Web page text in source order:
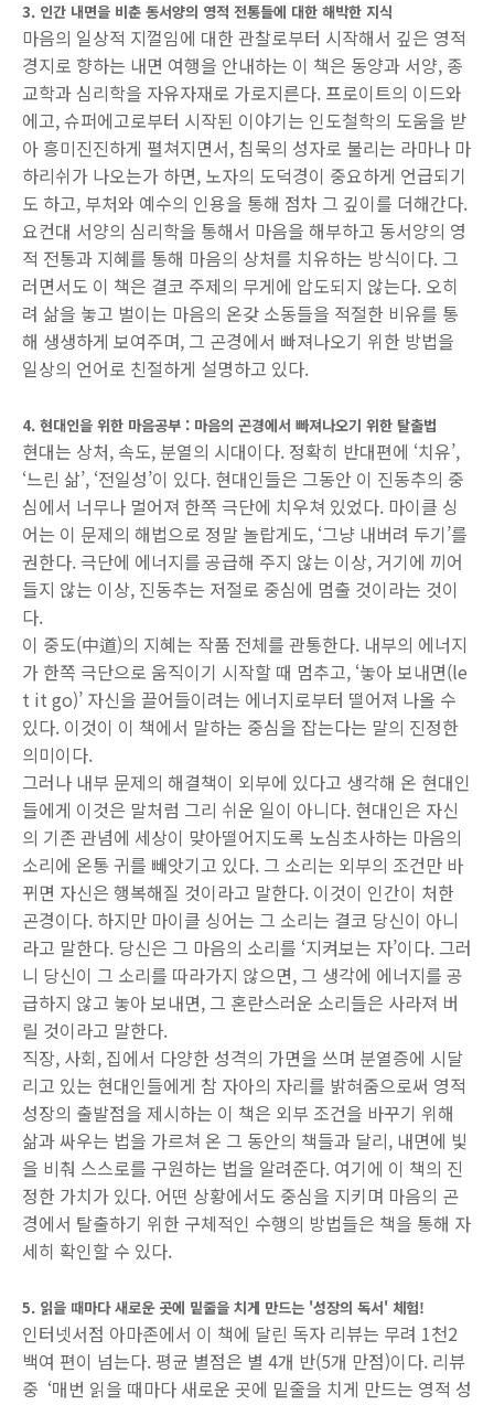
3. 인간 내면을 비춘 동서양의 영적 전통들에 대한 해박한 지식
마음의 일상적 지껄임에 대한 관찰로부터 시작해서 깊은 영적
경지로 향하는 내면 여행을 안내하는 이 책은 동양과 서양, 종
교학과 심리학을 자유자재로 가로지른다. 프로이트의 이드와
에고, 슈퍼에고로부터 시작된 이야기는 인도철학의 도움을 받
아 흥미진진하게 펼쳐지면서, 침묵의 성자로 불리는 라마나 마
하리쉬가 나오는가 하면, 노자의 도덕경이 중요하게 언급되기
도 하고, 부처와 예수의 인용을 통해 점차 그 깊이를 더해간다.
요컨대 서양의 심리학을 통해서 마음을 해부하고 동서양의 영
적 전통과 지혜를 통해 마음의 상처를 치유하는 방식이다. 그
러면서도 이 책은 결코 주제의 무게에 압도되지 않는다. 오히
려 삶을 놓고 벌이는 마음의 온갖 소동들을 적절한 비유를 통
해 생생하게 보여주며, 그 곤경에서 빠져나오기 위한 방법을
일상의 언어로 친절하게 설명하고 있다.
4. 현대인을 위한 마음공부 : 마음의 곤경에서 빠져나오기 위한 탈출법
현대는 상처, 속도, 분열의 시대이다. 정확히 반대편에 ‘치유’,
‘느린 삶’, ‘전일성’이 있다. 현대인들은 그동안 이 진동추의 중
심에서 너무나 멀어져 한쪽 극단에 치우쳐 있었다. 마이클 싱
어는 이 문제의 해법으로 정말 놀랍게도, ‘그냥 내버려 두기’를
권한다. 극단에 에너지를 공급해 주지 않는 이상, 거기에 끼어
들지 않는 이상, 진동추는 저절로 중심에 멈출 것이라는 것이
다.
이 중도(中道)의 지혜는 작품 전체를 관통한다. 내부의 에너지
가 한쪽 극단으로 움직이기 시작할 때 멈추고, ‘놓아 보내면(le
t it go)’ 자신을 끌어들이려는 에너지로부터 떨어져 나올 수
있다. 이것이 이 책에서 말하는 중심을 잡는다는 말의 진정한
의미이다.
그러나 내부 문제의 해결책이 외부에 있다고 생각해 온 현대인
들에게 이것은 말처럼 그리 쉬운 일이 아니다. 현대인은 자신
의 기존 관념에 세상이 맞아떨어지도록 노심초사하는 마음의
소리에 온통 귀를 빼앗기고 있다. 그 소리는 외부의 조건만 바
뀌면 자신은 행복해질 것이라고 말한다. 이것이 인간이 처한
곤경이다. 하지만 마이클 싱어는 그 소리는 결코 당신이 아니
라고 말한다. 당신은 그 마음의 소리를 ‘지켜보는 자’이다. 그러
니 당신이 그 소리를 따라가지 않으면, 그 생각에 에너지를 공
급하지 않고 놓아 보내면, 그 혼란스러운 소리들은 사라져 버
릴 것이라고 말한다.
직장, 사회, 집에서 다양한 성격의 가면을 쓰며 분열증에 시달
리고 있는 현대인들에게 참 자아의 자리를 밝혀줌으로써 영적
성장의 출발점을 제시하는 이 책은 외부 조건을 바꾸기 위해
삶과 싸우는 법을 가르쳐 온 그 동안의 책들과 달리, 내면에 빛
을 비춰 스스로를 구원하는 법을 알려준다. 여기에 이 책의 진
정한 가치가 있다. 어떤 상황에서도 중심을 지키며 마음의 곤
경에서 탈출하기 위한 구체적인 수행의 방법들은 책을 통해 자
세히 확인할 수 있다.
5. 읽을 때마다 새로운 곳에 밑줄을 치게 만드는 '성장의 독서' 체험!
인터넷서점 아마존에서 이 책에 달린 독자 리뷰는 무려 1천2
백여 편이 넘는다. 평균 별점은 별 4개 반(5개 만점)이다. 리뷰
중 ‘매번 읽을 때마다 새로운 곳에 밑줄을 치게 만드는 영적 성